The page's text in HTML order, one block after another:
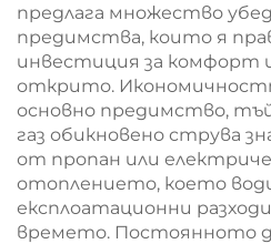
предлага множество
предимства, които я
инвестиция за комфорт
открито.
основно предимство,
газ обикновено струва
от пропан или
отоплението, което
експлоатационни
времето. Постоянното